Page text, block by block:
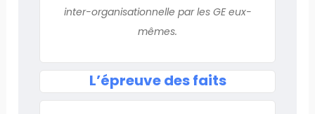
inter-organisationnelle par les GE eux-
mêmes.
L’épreuve des faits